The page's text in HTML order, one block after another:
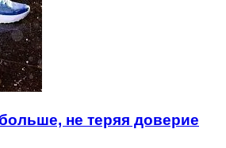
не теряя доверие